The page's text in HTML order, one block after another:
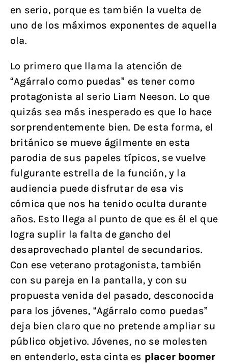
en serio, porque es también la vuelta de
uno de los máximos exponentes de aquella
ola.
Lo primero que llama la atención de
“Agárralo como puedas” es tener como
protagonista al serio Liam Neeson. Lo que
quizás sea más inesperado es que lo hace
sorprendentemente bien. De esta forma, el
británico se mueve ágilmente en esta
parodia de sus papeles típicos, se vuelve
fulgurante estrella de la función, y la
audiencia puede disfrutar de esa vis
cómica que nos ha tenido oculta durante
años. Esto llega al punto de que es él el que
logra suplir la falta de gancho del
desaprovechado plantel de secundarios.
Con ese veterano protagonista, también
con su pareja en la pantalla, y con su
propuesta venida del pasado, desconocida
para los jóvenes, “Agárralo como puedas”
deja bien claro que no pretende ampliar su
público objetivo. Jóvenes, no se molesten
en entenderlo, esta cinta es placer boomer